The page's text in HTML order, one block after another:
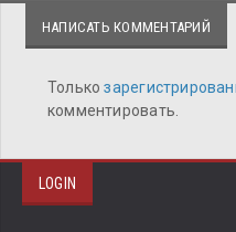
НАПИСАТЬ КОММЕНТАРИЙ
Только
комментировать.
LOGIN